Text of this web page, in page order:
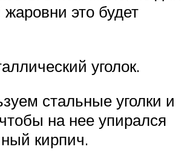
это будет
уголок.
стальные уголки и
на нее упирался
кирпич.